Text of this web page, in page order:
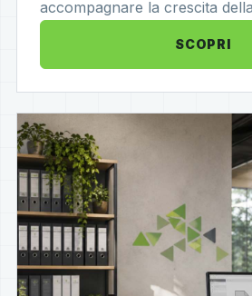
accompagnare la crescita
SCOPRI